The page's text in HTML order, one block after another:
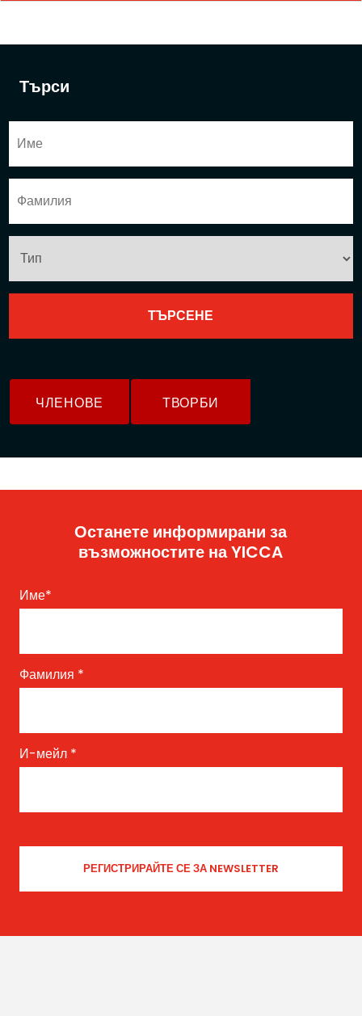
Търси
ЧЛЕНОВЕ ТВОРБИ
Останете информирани за
възможностите на YICCA
Име*
Фамилия *
И-мейл *